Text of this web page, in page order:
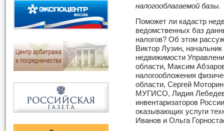
налогооблагаемой базы.
Поможет ли кадастр
ведомственных баз
налогов? Об этом
Виктор Лузин,
недвижимости
области, Максим
налогообложения
области, Сергей
МУГИСО, Лидия
инвентаризаторов
оказывающих услуги
Иванов и Ольга